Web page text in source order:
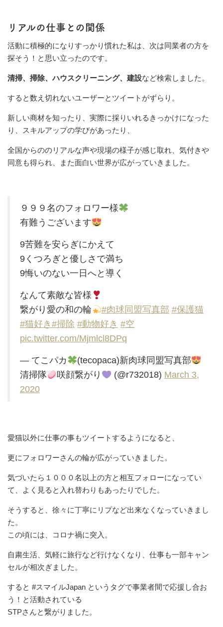
リアルの仕事との関係
活動に積極的になりすっかり慣れた私は、次は同業者の方を
探そう！と思い立ったのです。
清掃、掃除、ハウスクリーニング、建設など検索しました。
すると数え切れないユーザーとツイートがずらり。
新しい商材を知ったり、実際に採りいれるきっかけになった
り、スキルアップの学びがあったり、
全国からののリアルな声や現場の様子が感じ取れ、気付きや
同意も得られ、また面白い世界が広がっていきました。
９９９名のフォロワー様
有難うございます
9苦難を安らぎにかえて
9くつろぎと優しさで満ち
9悔いのない一日へと導く
なんて素敵な皆様
繋がり愛の和の輪
#肉球同盟写真部 #保護猫
#猫好き #掃除 #動物好き #空
pic.twitter.com/Mjmlcl8DPq
— てこパカ
(tecopaca)新肉球同盟写真部
清掃隊
咲顔繋がり (@r732018) March 3,
2020
愛猫以外に仕事の事もツイートするようになると、
更にフォロワーさんの輪が広がっていきました。
気づいたら１０００名以上の方と相互フォローになってい
て、よく見ると入れ替わりもあったりでした。
そうすると、徐々に丁寧にリプなど出来なくなっていきまし
た。
この頃には、コロナ禍に突入。
自粛生活、気軽に旅行など行けなくなり、仕事も一部キャン
セルが相次ぎました。
すると #スマイルJapan というタグで事業者間で応援し合お
う！と活動されている
STPさんと繋がりました。